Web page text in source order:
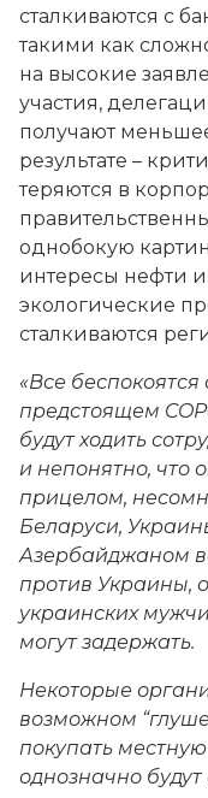
сталкиваются с
такими как
на высокие
участия,
получают
результате –
теряются в
однобокую
интересы нефти и
экологические
сталкиваются
«Все
предстоящем
будут ходить
и непонятно, что
прицелом,
Беларуси,
Азербайджаном
против Украины,
украинских
могут задержать.
Некоторые
возможном
покупать
однозначно